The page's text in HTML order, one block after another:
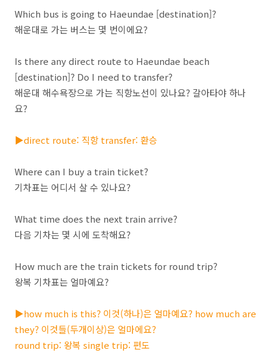
Which bus is going to Haeundae [destination]?
해운대로 가는 버스는 몇 번이에요?
Is there any direct route to Haeundae beach
[destination]? Do I need to transfer?
해운대 해수욕장으로 가는 직항노선이 있나요? 갈아타야 하나
요?
▶direct route: 직항 transfer: 환승
Where can I buy a train ticket?
기차표는 어디서 살 수 있나요?
What time does the next train arrive?
다음 기차는 몇 시에 도착해요?
How much are the train tickets for round trip?
왕복 기차표는 얼마예요?
▶how much is this? 이것(하나)은 얼마예요? how much are
they? 이것들(두개이상)은 얼마에요?
round trip: 왕복 single trip: 편도